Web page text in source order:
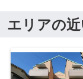
エリアの